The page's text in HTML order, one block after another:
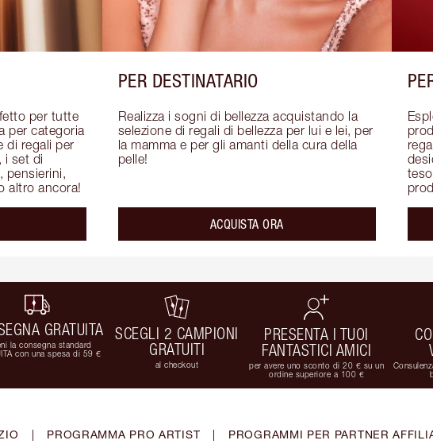
per tutte
per categoria
di regali per
i set di
pensierini,
altro ancora!
PER DESTINATARIO
Realizza i sogni di bellezza acquistando la
selezione di regali di bellezza per lui e lei, per
la mamma e per gli amanti della cura della
pelle!
ACQUISTA ORA
GRATUITA
la consegna standard
con una spesa di 59 €
SCEGLI 2 CAMPIONI
GRATUITI
al checkout
PRESENTA I TUOI
FANTASTICI AMICI
per avere uno sconto di 20 € su un
ordine superiore a 100 €
| PROGRAMMA PRO ARTIST | PROGRAMMI PER PARTNER